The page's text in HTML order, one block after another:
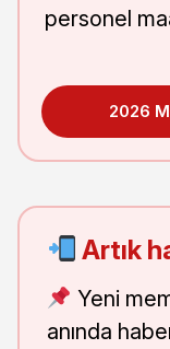
personel
2026
Artık
Yeni
anında